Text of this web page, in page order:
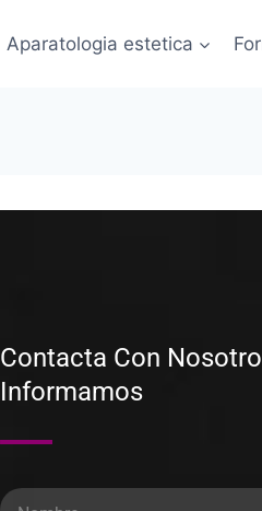
Aparatologia estetica
Contacta Con
Informamos